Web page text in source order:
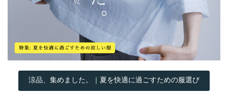
涼品、集めました。｜夏を快適に過ごすための服選び